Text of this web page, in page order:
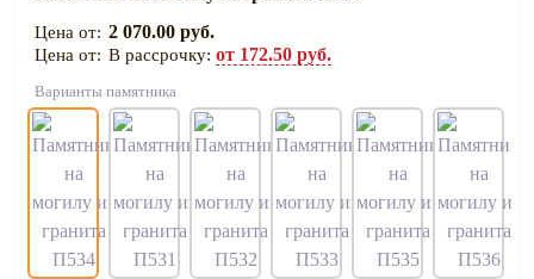
2 070.00 руб.
В рассрочку: от 172.50 руб.
Варианты памятника